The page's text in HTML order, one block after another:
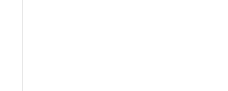
공우주·방산으로 넓힌다
기관 이전' 대응 '맞손'
상승폭 커졌지만 고가주택 밀집된 강남·서초 둔화
압변압기 첫 공급...국가 전력망에 첫 입성
적 인상 계획...업계 파장 예고